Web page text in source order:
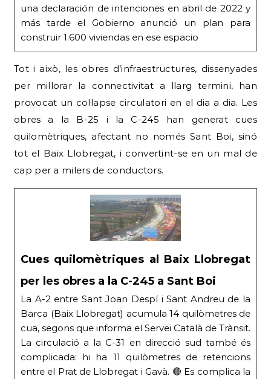
una declaración de intenciones en abril de 2022 y
más tarde el Gobierno anunció un plan para
construir 1.600 viviendas en ese espacio
Tot i això, les obres d’infraestructures, dissenyades
per millorar la connectivitat a llarg termini, han
provocat un col·lapse circulatori en el dia a dia. Les
obres a la B-25 i la C-245 han generat cues
quilomètriques, afectant no només Sant Boi, sinó
tot el Baix Llobregat, i convertint-se en un mal de
cap per a milers de conductors.
Cues quilomètriques al Baix Llobregat
per les obres a la C-245 a Sant Boi
La A-2 entre Sant Joan Despí i Sant Andreu de la
Barca (Baix Llobregat) acumula 14 quilòmetres de
cua, segons que informa el Servei Català de Trànsit.
La circulació a la C-31 en direcció sud també és
complicada: hi ha 11 quilòmetres de retencions
entre el Prat de Llobregat i Gavà. 🔴 Es complica la